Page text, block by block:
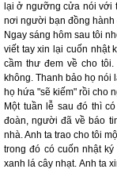
lại ở ngưỡng cửa nói với
nơi người bạn đồng hành
Ngay sáng hôm sau tôi
viết tay xin lại cuốn nhật
cầm thư đem về cho
không. Thanh bảo họ nói
họ hứa "sẽ kiếm" rồi cho
Một tuần lễ sau đó thì
đoàn, người đã về báo
nhà. Anh ta trao cho tôi
trong đó có cuốn nhật
xanh lá cây nhạt. Anh ta